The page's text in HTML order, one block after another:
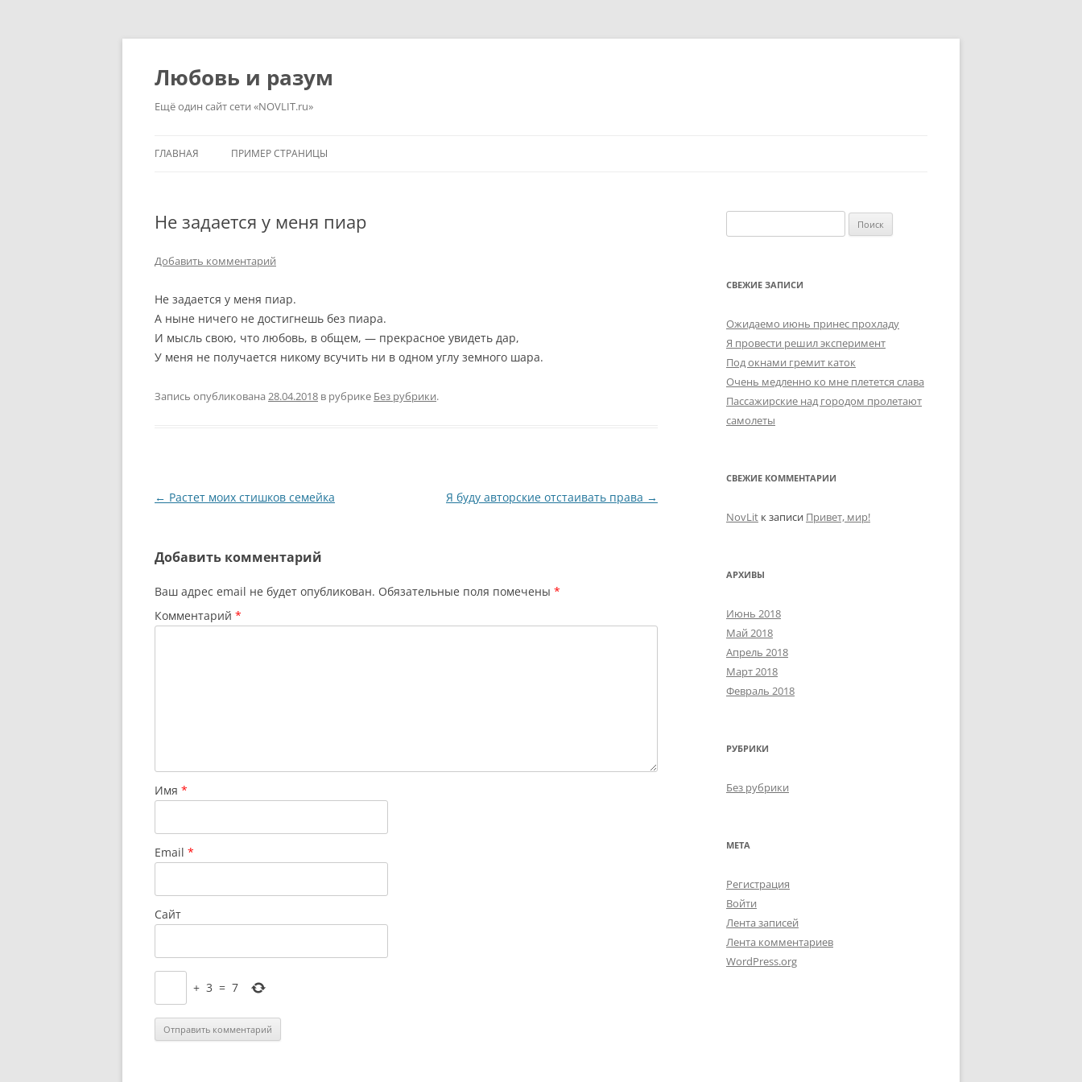
Перейти
содержимому
Любовь и разум
Ещё один сайт сети «NOVLIT.ru»
ГЛАВНАЯ ПРИМЕР СТРАНИЦЫ
Не задается у меня пиар
Добавить комментарий
Не задается у меня пиар.
А ныне ничего не достигнешь без пиара.
И мысль свою, что любовь, в общем, — прекрасное увидеть дар,
У меня не получается никому всучить ни в одном углу земного шара.
Запись опубликована 28.04.2018 в рубрике Без рубрики.
Навигация
← Растет моих стишков семейка Я буду авторские отстаивать права →
Добавить комментарий
Ваш адрес email не будет опубликован. Обязательные поля помечены *
Комментарий *
Имя *
Email *
Сайт
+ 3 = 7
СВЕЖИЕ ЗАПИСИ
Ожидаемо июнь принес прохладу
Я провести решил эксперимент
Под окнами гремит каток
Очень медленно ко мне плетется слава
Пассажирские над городом пролетают
самолеты
СВЕЖИЕ КОММЕНТАРИИ
NovLit к записи Привет, мир!
АРХИВЫ
Июнь 2018
Май 2018
Апрель 2018
Март 2018
Февраль 2018
РУБРИКИ
Без рубрики
МЕТА
Регистрация
Войти
Лента записей
Лента комментариев
WordPress.org